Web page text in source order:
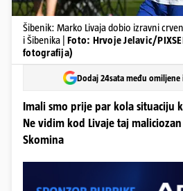
Šibenik: Marko Livaja dobio izravni
i Šibenika | Foto: Hrvoje Jelavic/
fotografija)
Dodaj 24sata među omiljene
Imali smo prije par kola situaciju
Ne vidim kod Livaje taj
Skomina